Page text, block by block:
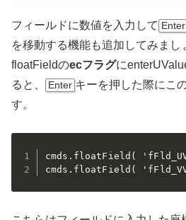
フィールドに数値を入力して Enter
を移動する機能も追加してみまし
floatFieldのecフラグに
ると、
Enter キーを押した際にこ
す。
cmds.floatField(
cmds.floatField(